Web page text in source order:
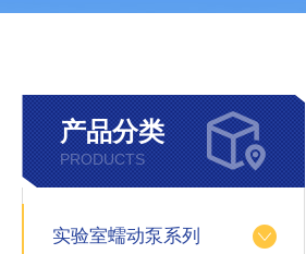
产品分类
PRODUCTS
实验室蠕动泵系列